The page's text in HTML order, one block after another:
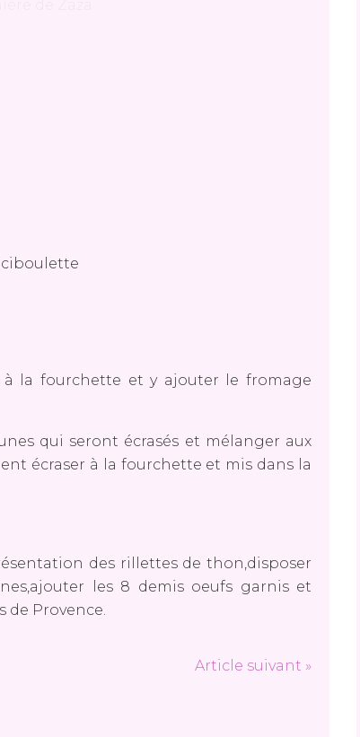
ciboulette
la fourchette et y ajouter le fromage
qui seront écrasés et mélanger aux
écraser à la fourchette et mis dans la
des rillettes de thon,disposer
les 8 demis oeufs garnis et
de Provence.
Article suivant »